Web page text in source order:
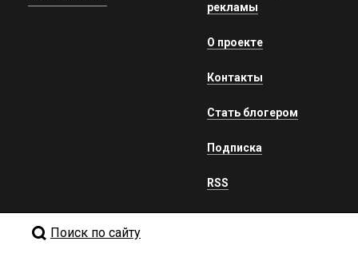
рекламы
О проекте
Контакты
Стать блогером
Подписка
RSS
Поиск по сайту